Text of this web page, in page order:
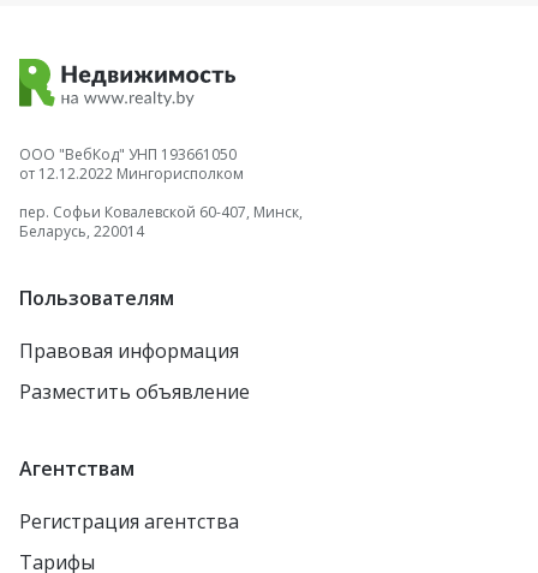
ООО "ВебКод" УНП 193661050
от 12.12.2022 Мингорисполком
пер. Софьи Ковалевской 60-407, Минск,
Беларусь, 220014
Пользователям
Правовая информация
Разместить объявление
Агентствам
Регистрация агентства
Тарифы